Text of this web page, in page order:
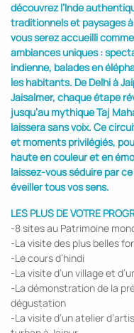
découvrez l’Inde
traditionnels et paysages
vous serez accueilli
ambiances uniques :
indienne, balades en
les habitants. De Delhi à
Jaisalmer, chaque étape
jusqu’au mythique Taj
laissera sans voix. Ce
et moments privilégiés,
haute en couleur et en
laissez-vous séduire par
éveiller tous vos sens.
LES PLUS DE VOTRE
-8 sites au Patrimoine
-La visite des plus belles
-Le cours d’hindi
-La visite d’un village et
-La démonstration de la
dégustation
-La visite d’un atelier